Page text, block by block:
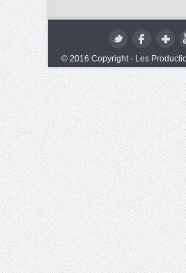
© 2016 Copyright - Les